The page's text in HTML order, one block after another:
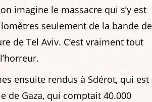
imagine le massacre qui s’y est
seulement de la bande de
de Tel Aviv. C’est vraiment tout
ensuite rendus à Sdérot, qui est
de Gaza, qui comptait 40.000